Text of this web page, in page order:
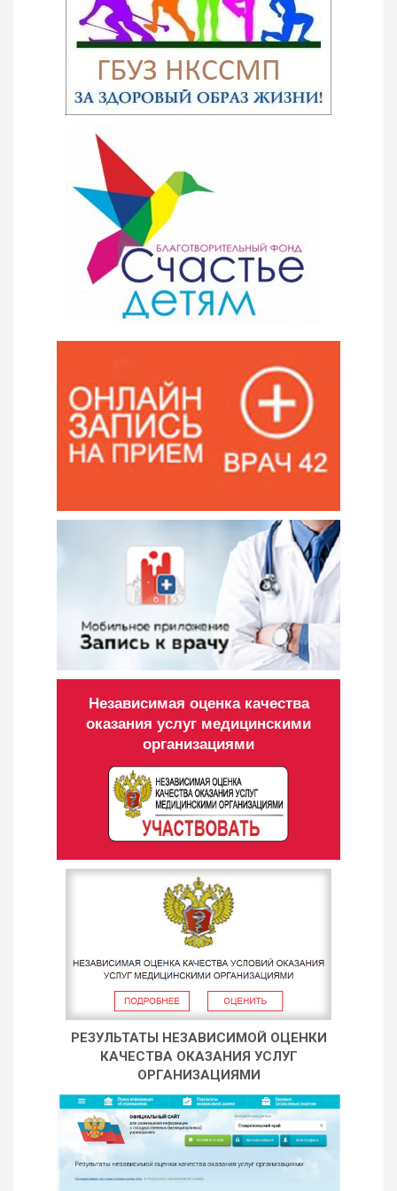
Независимая оценка качества
оказания услуг медицинскими
организациями
РЕЗУЛЬТАТЫ НЕЗАВИСИМОЙ ОЦЕНКИ
КАЧЕСТВА ОКАЗАНИЯ УСЛУГ
ОРГАНИЗАЦИЯМИ